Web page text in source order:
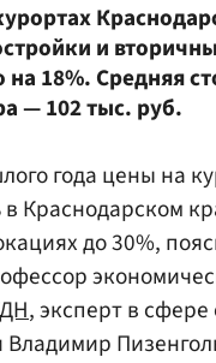
и
18%. Средняя
— 102 тыс. руб.
года цены на
Краснодарском
до 30%,
, эксперт в